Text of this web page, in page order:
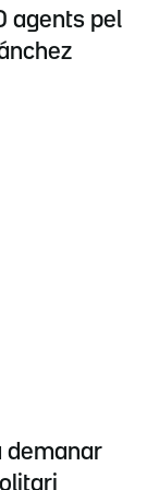
agents pel
demanar